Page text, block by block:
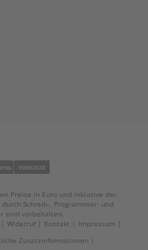
Preise in Euro und inklusive der
Schreib-, Programmier- und
sind vorbehalten.
Widerruf Kontakt
Impressum
Zusatzinformationen